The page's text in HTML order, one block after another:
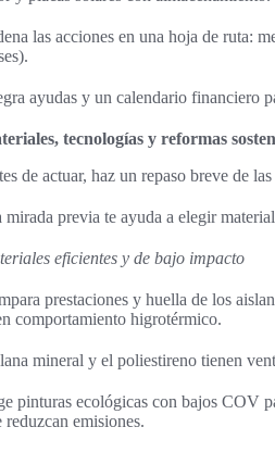
las acciones en una hoja de ruta:
ayudas y un calendario financiero
tecnologías y reformas
de actuar, haz un repaso breve de
mirada previa te ayuda a elegir
eficientes y de bajo impacto
prestaciones y huella de los
comportamiento higrotérmico.
mineral y el poliestireno tienen
pinturas ecológicas con bajos COV
reduzcan emisiones.